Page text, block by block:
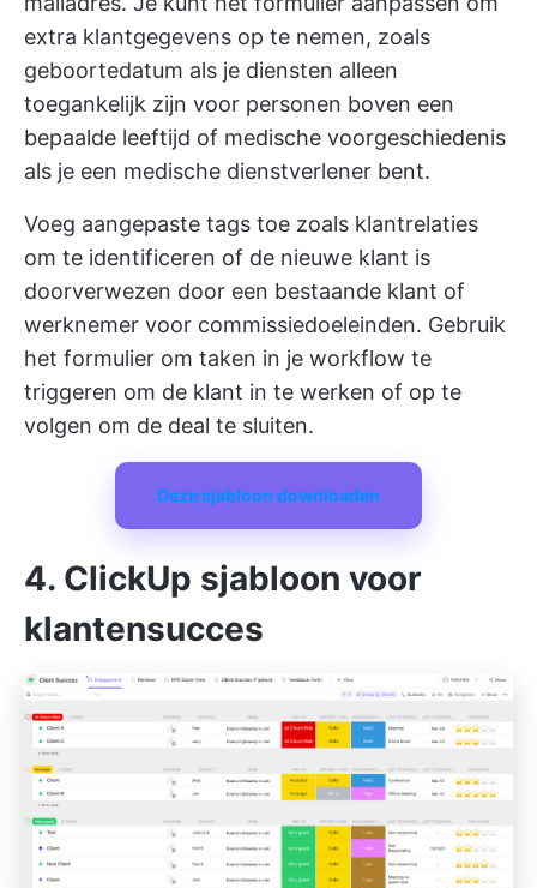
extra klantgegevens op te nemen, zoals
geboortedatum als je diensten alleen
toegankelijk zijn voor personen boven een
bepaalde leeftijd of medische voorgeschiedenis
als je een medische dienstverlener bent.
Voeg aangepaste tags toe zoals klantrelaties
om te identificeren of de nieuwe klant is
doorverwezen door een bestaande klant of
werknemer voor commissiedoeleinden. Gebruik
het formulier om taken in je workflow te
triggeren om de klant in te werken of op te
volgen om de deal te sluiten.
Deze sjabloon downloaden
4. ClickUp sjabloon voor
klantensucces